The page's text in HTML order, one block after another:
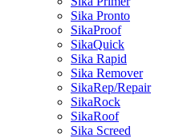
Sika Pronto
SikaProof
SikaQuick
Sika Rapid
Sika Remover
SikaRep/Repair
SikaRock
SikaRoof
Sika Screed